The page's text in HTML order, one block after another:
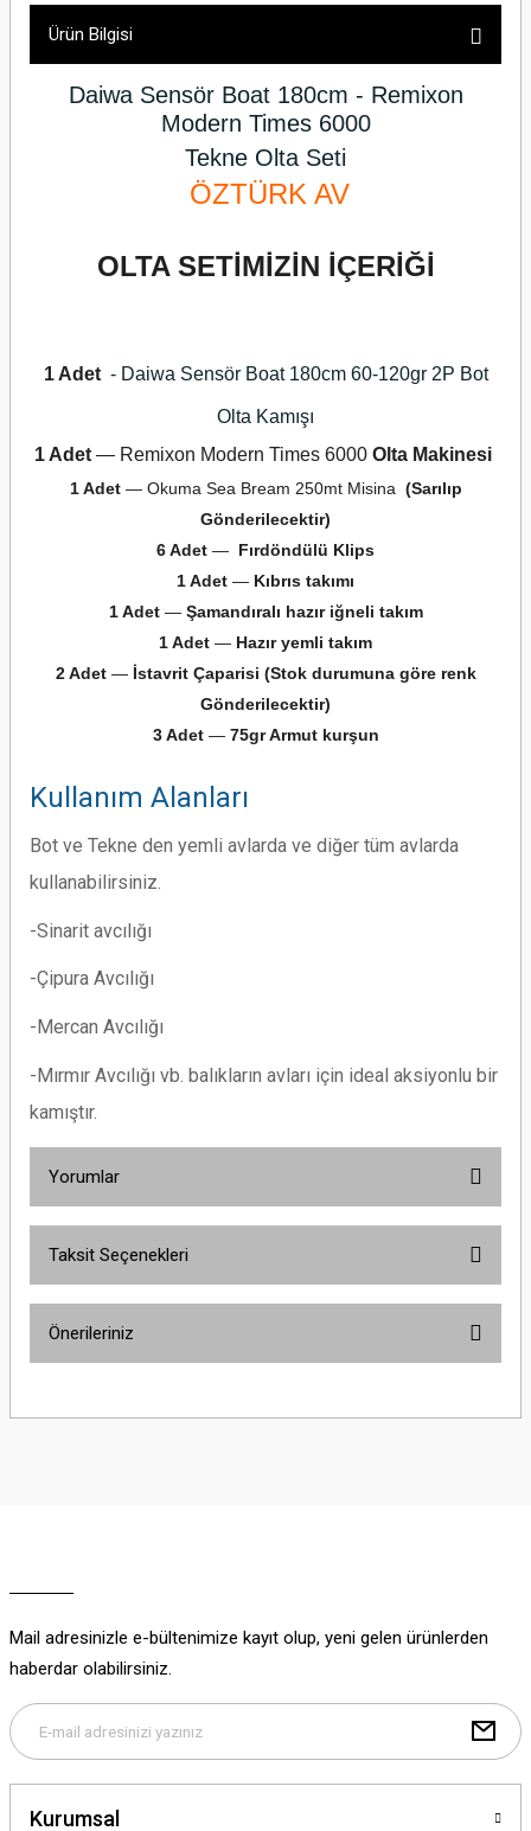
Ürün Bilgisi
Daiwa Sensör Boat 180cm - Remixon
Modern Times 6000
Tekne Olta Seti
ÖZTÜRK AV
OLTA SETİMİZİN İÇERİĞİ
1 Adet- Daiwa Sensör Boat 180cm 60-120gr 2P Bot
Olta Kamışı
1 Adet — Remixon Modern Times 6000 Olta Makinesi
1 Adet— Okuma Sea Bream 250mt Misina (Sarılıp
Gönderilecektir)
6 Adet — Fırdöndülü Klips
1 Adet — Kıbrıs takımı
1 Adet— Şamandıralı hazır iğneli takım
1 Adet — Hazır yemli takım
2 Adet—İstavrit Çaparisi (Stok durumuna göre renk
Gönderilecektir)
3 Adet— 75gr Armut kurşun
Kullanım Alanları
Bot ve Tekne den yemli avlarda ve diğer tüm avlarda
kullanabilirsiniz.
-Sinarit avcılığı
-Çipura Avcılığı
-Mercan Avcılığı
-Mırmır Avcılığı vb. balıkların avları için ideal aksiyonlu bir
kamıştır.
Yorumlar
Taksit Seçenekleri
Önerileriniz
yetersiz gördüğünüz noktaları öneri formunu kullanarak tarafımıza
Bu ürüne benzer farklı alternatifler olmalı.
Mail adresinizle e-bültenimize kayıt olup, yeni gelen ürünlerden
haberdar olabilirsiniz.
Kurumsal